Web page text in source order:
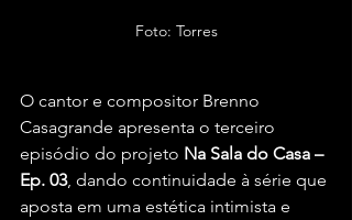
Foto: Torres
O cantor e compositor Brenno
Casagrande apresenta o terceiro
episódio do projeto Na Sala do Casa –
Ep. 03, dando continuidade à série que
aposta em uma estética intimista e